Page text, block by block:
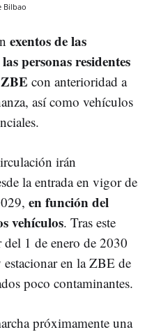
Bilbao
exentos de las
personas residentes
con anterioridad a
así como vehículos
irán
la entrada en vigor de
en función del
vehículos. Tras este
1 de enero de 2030
en la ZBE de
poco contaminantes.
próximamente una